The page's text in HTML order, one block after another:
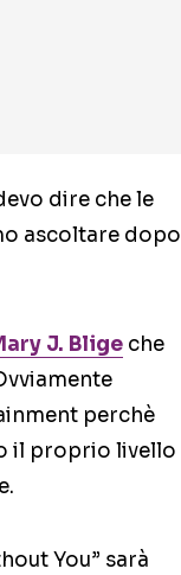
dire che le
ascoltare dopo
J. Blige che
perchè
il proprio livello
You” sarà